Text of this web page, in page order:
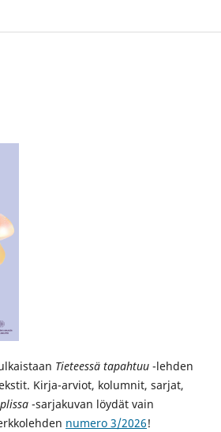
Tieteessä tapahtuu-lehden
Kirja-arviot, kolumnit, sarjat,
-sarjakuvan löydät vain
numero 3/2026!